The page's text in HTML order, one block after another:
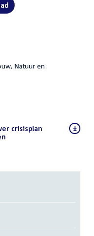
Natuur en
crisisplan